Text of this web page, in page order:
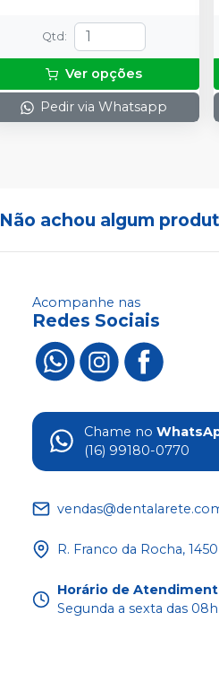
Qtd :
Ver opções
Pedir via Whatsapp
Não achou algum
Acompanhe nas
Redes Sociais
Chame no
(16) 99180-0770
R. Franco da Rocha,
Horário de
Segunda a sexta das 08h